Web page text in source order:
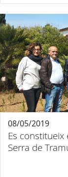
Es constitueix
Serra de
08/05/2019